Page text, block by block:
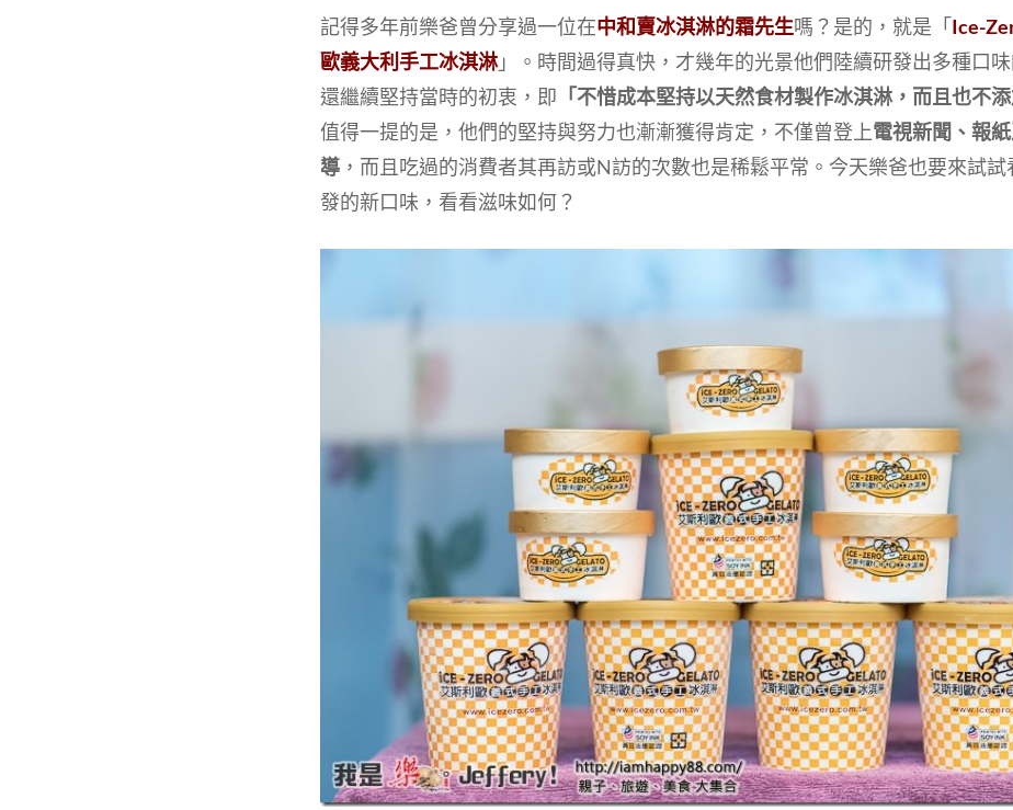
記得多年前樂爸曾分享過一位在中和賣冰淇淋的霜先生嗎？是的，就是「Ice-
歐義大利手工冰淇淋」。時間過得真快，才幾年的光景他們陸續研發出多種口
還繼續堅持當時的初衷，即 「不惜成本堅持以天然食材製作冰淇淋，而且也不添
值得一提的是，他們的堅持與努力也漸漸獲得肯定，不僅曾登上電視新聞、報
導 ，而且吃過的消費者其再訪或N訪的次數也是稀鬆平常。今天樂爸也要來試
發的新口味，看看滋味如何？